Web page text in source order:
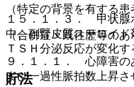
１５．１．３． 甲状腺
中、副腎皮質ステロイ
ＴＳＨ分泌反応が変化す
貯法
（特定の背景を有する患
（合併症・既往歴等のあ
９．１．１． 心障害の
よび一過性脈拍数上昇さ